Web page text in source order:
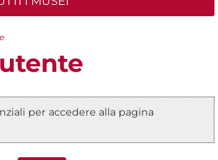
di stato
per accedere alla pagina